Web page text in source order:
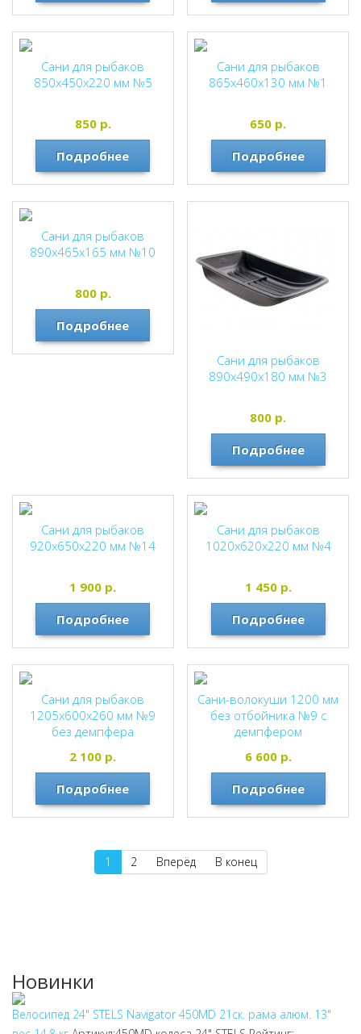
Сани для рыбаков
850х450х220 мм №5
850р.
Подробнее
Сани для рыбаков
865х460х130 мм №1
650 р.
Подробнее
Сани для рыбаков
890х465х165 мм №10
800р.
Подробнее
Сани для рыбаков
890х490х180 мм №3
800 р.
Подробнее
Сани для рыбаков
920х650х220 мм №14
1 900 р.
Подробнее
Сани для рыбаков
1020х620х220 мм №4
1 450р.
Подробнее
Сани для рыбаков
1205х600х260 мм №9
без демпфера
2 100 р.
Подробнее
Сани-волокуши 1200 мм
без отбойника №9 с
демпфером
6 600р.
Подробнее
1 2 Вперёд В конец
Новинки
Велосипед 24" STELS Navigator 450MD 21ск. рама алюм. 13"